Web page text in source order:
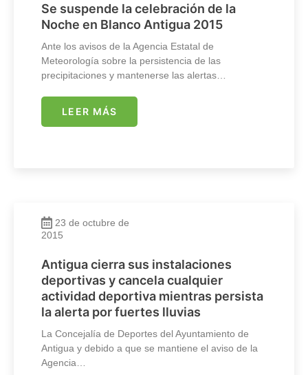
Se suspende la celebración de la
Noche en Blanco Antigua 2015
Ante los avisos de la Agencia Estatal de
Meteorología sobre la persistencia de las
precipitaciones y mantenerse las alertas…
LEER MÁS
23 de octubre de
2015
Antigua cierra sus instalaciones
deportivas y cancela cualquier
actividad deportiva mientras persista
la alerta por fuertes lluvias
La Concejalía de Deportes del Ayuntamiento de
Antigua y debido a que se mantiene el aviso de la
Agencia…